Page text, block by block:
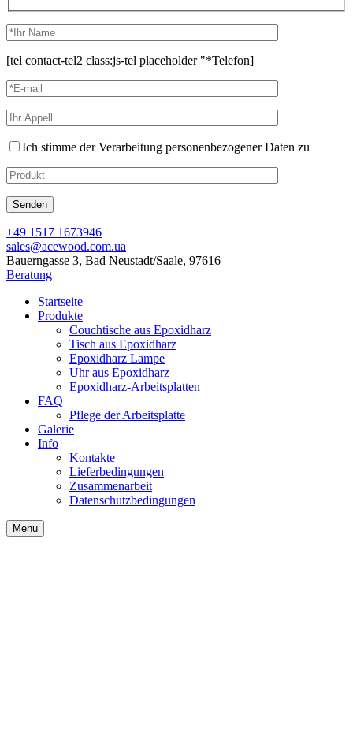
[tel contact-tel2 class:js-tel placeholder "*Telefon]
Ich stimme der Verarbeitung personenbezogener Daten zu
+49 1517 1673946
sales@acewood.com.ua
Bauerngasse 3, Bad Neustadt/Saale, 97616
Beratung
Startseite
Produkte
Couchtische aus Epoxidharz
Tisch aus Epoxidharz
Epoxidharz Lampe
Uhr aus Epoxidharz
Epoxidharz-Arbeitsplatten
FAQ
Pflege der Arbeitsplatte
Galerie
Info
Kontakte
Lieferbedingungen
Zusammenarbeit
Datenschutzbedingungen
Menu